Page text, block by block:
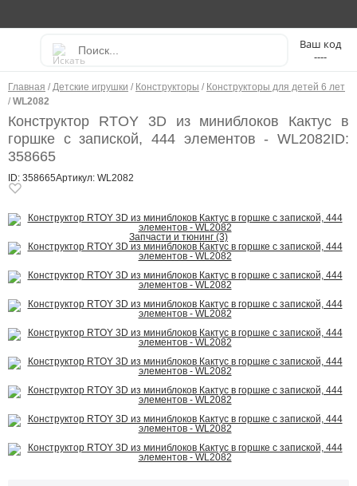
----
Главная / Детские игрушки / Конструкторы / Конструкторы для детей 6 лет
/ WL2082
Конструктор RTOY 3D из миниблоков Кактус в
горшке с запиской, 444 элементов - WL2082ID:
358665
ID: 358665Артикул: WL2082
Запчасти и тюнинг (3)